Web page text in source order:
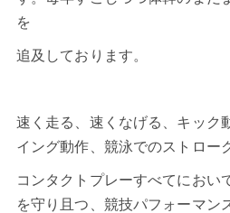
を
追及しております。
速く走る、速くなげる、キック
イング動作、競泳でのストロー
コンタクトプレーすべてにおい
を守り且つ、競技パフォーマン